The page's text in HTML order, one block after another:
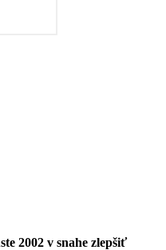
2002 v snahe zlepšiť